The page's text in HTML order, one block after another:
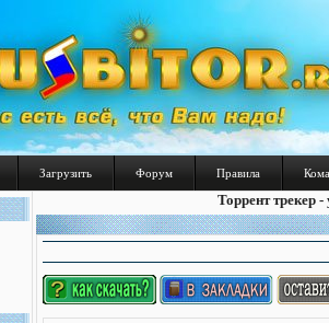
Загрузить Форум Правила
Торрент трекер